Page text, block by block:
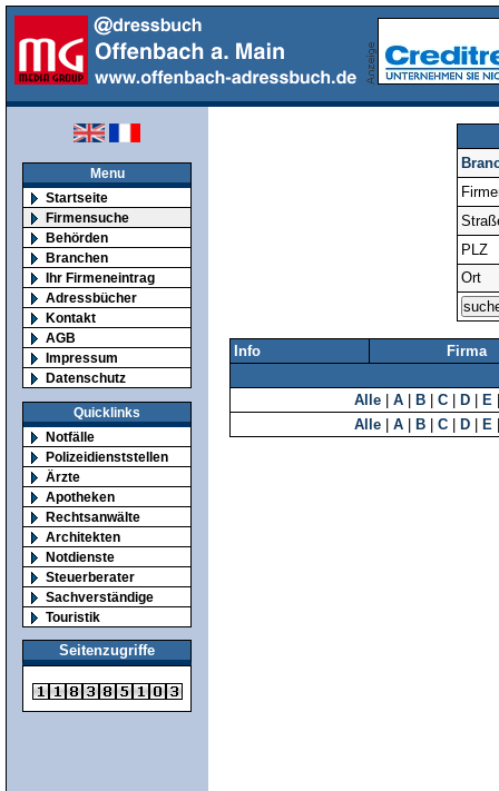
Menu
Startseite
Firmensuche
Behörden
Branchen
Ihr Firmeneintrag
Adressbücher
Kontakt
AGB
Impressum
Datenschutz
Quicklinks
Notfälle
Polizeidienststellen
Ärzte
Apotheken
Rechtsanwälte
Architekten
Notdienste
Steuerberater
Sachverständige
Touristik
Seitenzugriffe
PLZ
Ort
Info Firma
Alle A B C D E
Alle
A B C D E